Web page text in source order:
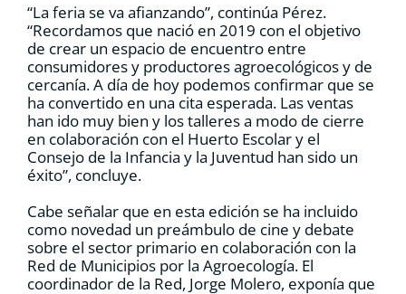
“La feria se va afianzando”, continúa Pérez.
“Recordamos que nació en 2019 con el objetivo
de crear un espacio de encuentro entre
consumidores y productores agroecológicos y de
cercanía. A día de hoy podemos confirmar que se
ha convertido en una cita esperada. Las ventas
han ido muy bien y los talleres a modo de cierre
en colaboración con el Huerto Escolar y el
Consejo de la Infancia y la Juventud han sido un
éxito”, concluye.
Cabe señalar que en esta edición se ha incluido
como novedad un preámbulo de cine y debate
sobre el sector primario en colaboración con la
Red de Municipios por la Agroecología. El
coordinador de la Red, Jorge Molero, exponía que